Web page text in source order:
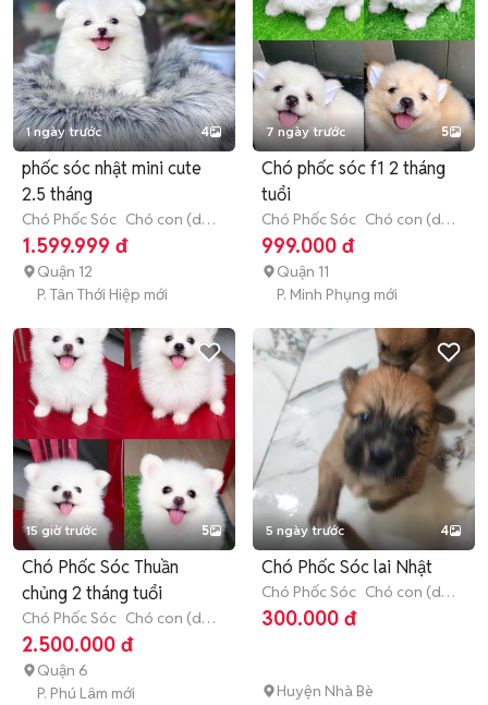
1 ngày trước 4
phốc sóc nhật mini cute
2.5 tháng
Chó Phốc Sóc Chó con (dưới
3 tháng tuổi)
1.599.999 đ
Quận 12
P. Tân Thới Hiệp mới
7 ngày trước 5
Chó phốc sóc f1 2 tháng
tuổi
Chó Phốc Sóc Chó con (dưới
3 tháng tuổi)
999.000 đ
Quận 11
P. Minh Phụng mới
15 giờ trước 5
Chó Phốc Sóc Thuần
chủng 2 tháng tuổi
Chó Phốc Sóc Chó con (dưới
3 tháng tuổi)
2.500.000 đ
Quận 6
P. Phú Lâm mới
5 ngày trước 4
Chó Phốc Sóc lai Nhật
Chó Phốc Sóc Chó con (dưới
3 tháng tuổi)
300.000 đ
Huyện Nhà Bè